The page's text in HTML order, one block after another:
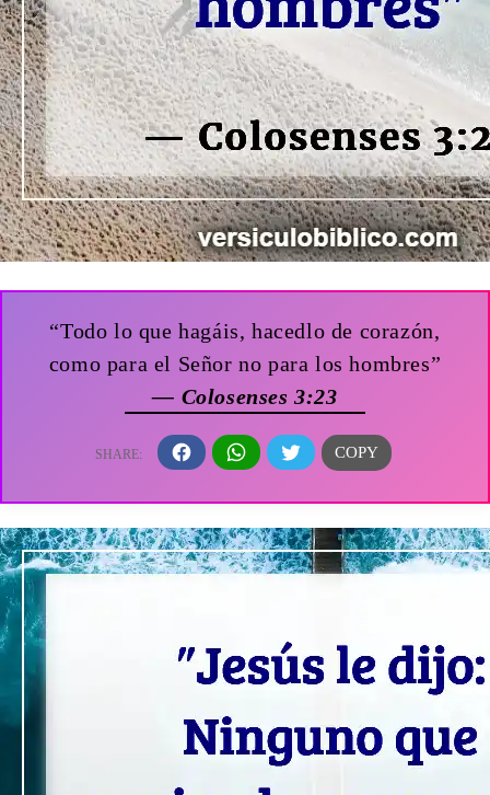
“Todo lo que hagáis, hacedlo de corazón,
como para el Señor no para los hombres”
— Colosenses 3:23